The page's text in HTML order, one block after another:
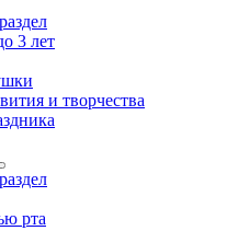
3 лет
и творчества
рта